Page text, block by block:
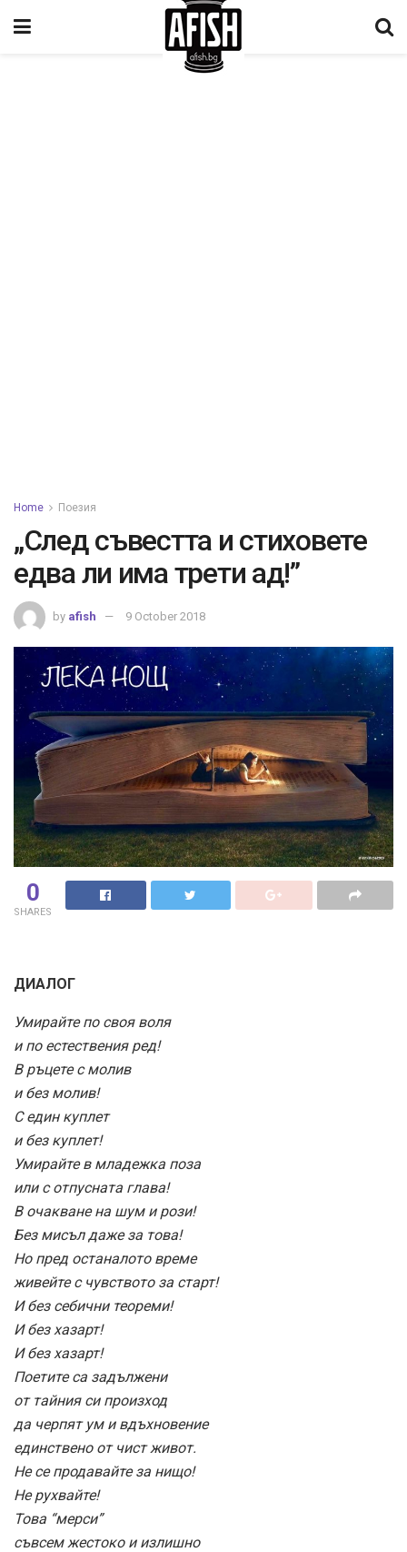
Home Поезия
„След съвестта и стиховете
едва ли има трети ад!”
by afish 9 October 2018
0
SHARES
ДИАЛОГ
Умирайте по своя воля
и по естествения ред!
В ръцете с молив
и без молив!
С един куплет
и без куплет!
Умирайте в младежка поза
или с отпусната глава!
В очакване на шум и рози!
Без мисъл даже за това!
Но пред останалото време
живейте с чувството за старт!
И без себични теореми!
И без хазарт!
И без хазарт!
Поетите са задължени
от тайния си произход
да черпят ум и вдъхновение
единствено от чист живот.
Не се продавайте за нищо!
Не рухвайте!
Това “мерси”
съвсем жестоко и излишно